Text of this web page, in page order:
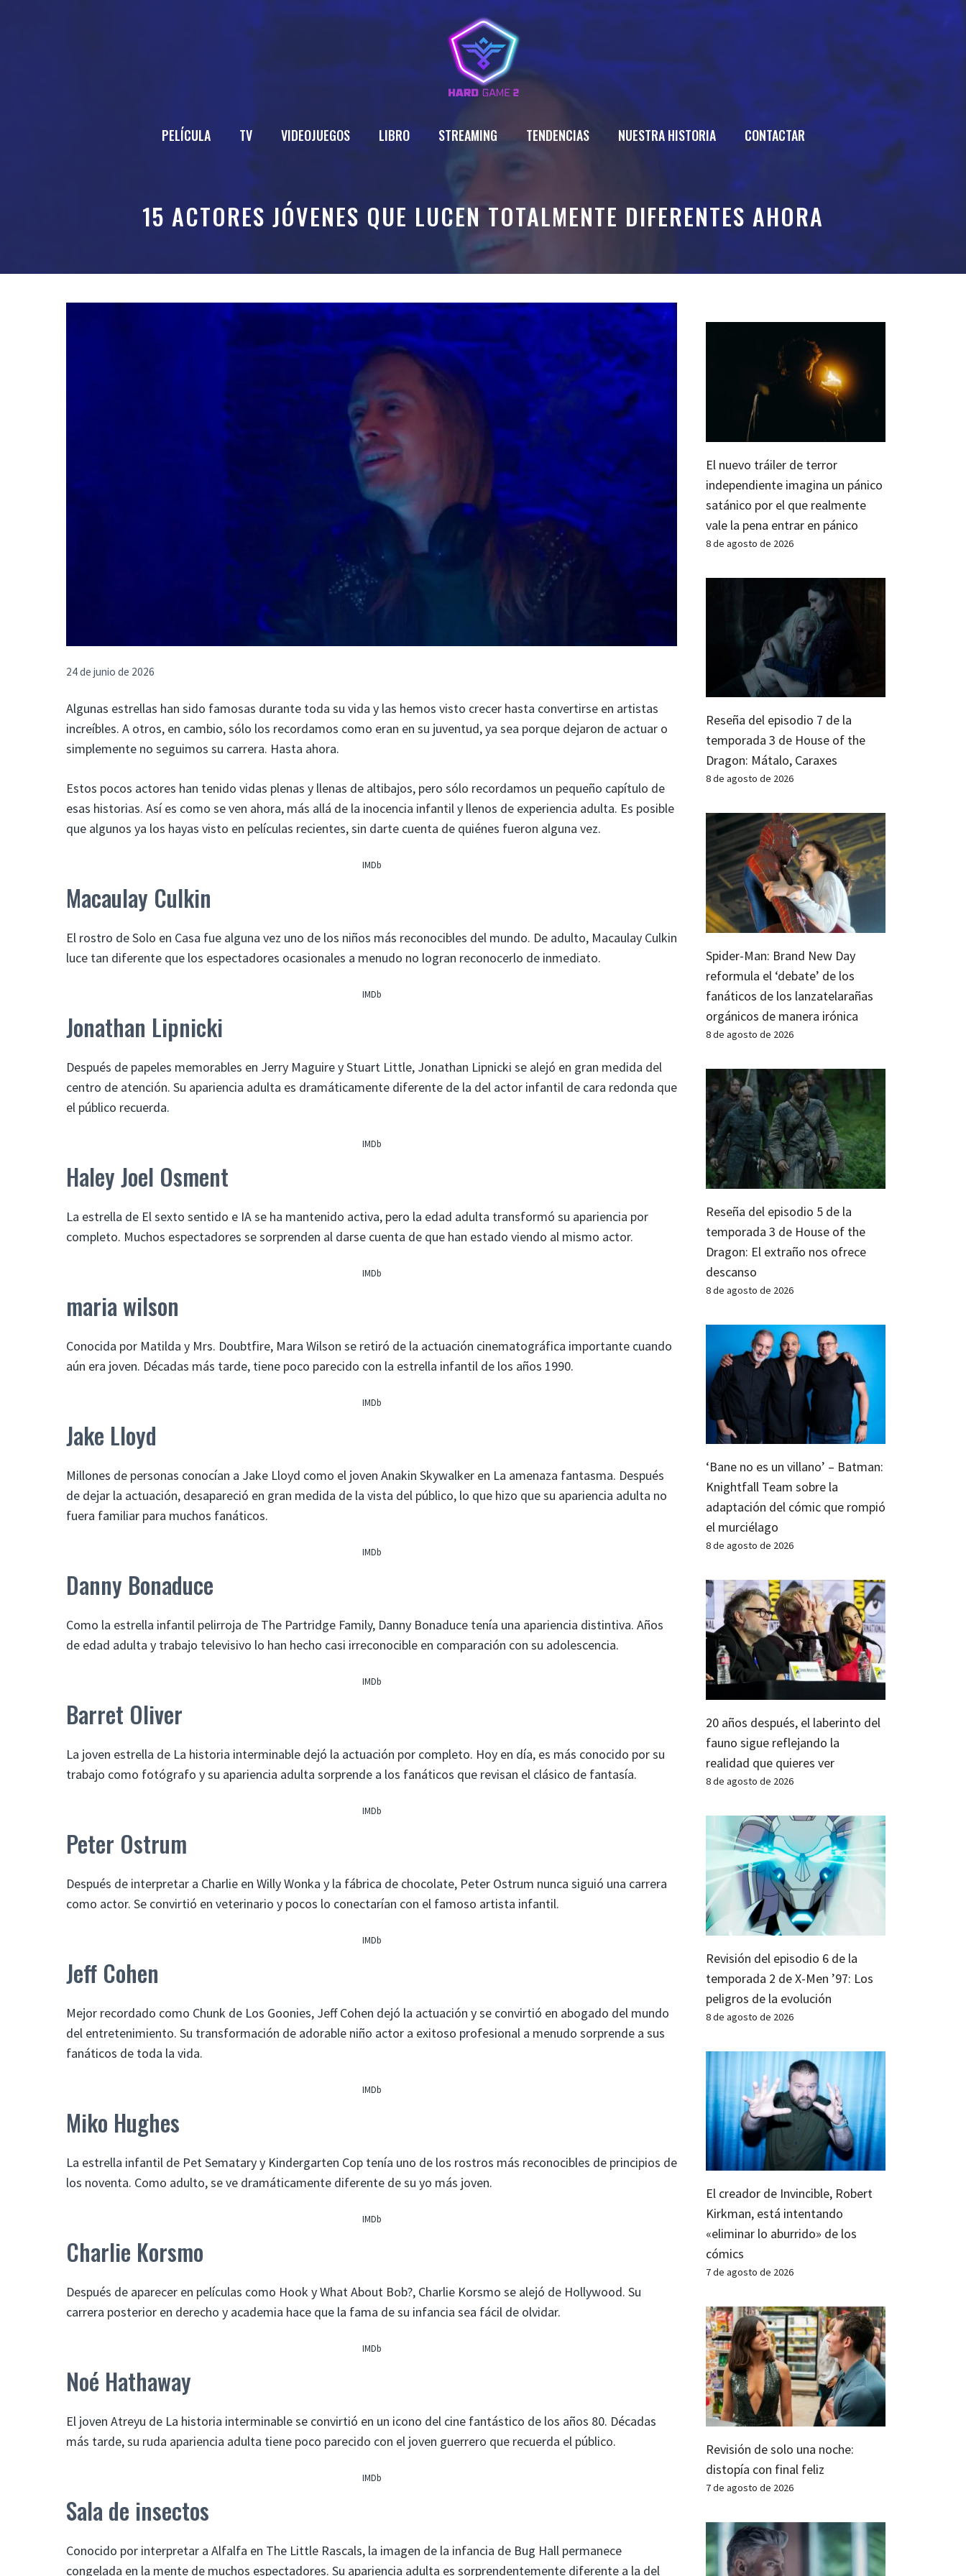
PELÍCULA TV VIDEOJUEGOS LIBRO STREAMING TENDENCIAS NUESTRA HISTORIA CONTACTAR
15 ACTORES JÓVENES QUE LUCEN TOTALMENTE DIFERENTES AHORA
24 de junio de 2026
Algunas estrellas han sido famosas durante toda su vida y las hemos visto crecer hasta convertirse en artistas
increíbles. A otros, en cambio, sólo los recordamos como eran en su juventud, ya sea porque dejaron de actuar o
simplemente no seguimos su carrera. Hasta ahora.
Estos pocos actores han tenido vidas plenas y llenas de altibajos, pero sólo recordamos un pequeño capítulo de
esas historias. Así es como se ven ahora, más allá de la inocencia infantil y llenos de experiencia adulta. Es posible
que algunos ya los hayas visto en películas recientes, sin darte cuenta de quiénes fueron alguna vez.
IMDb
Macaulay Culkin
El rostro de Solo en Casa fue alguna vez uno de los niños más reconocibles del mundo. De adulto, Macaulay Culkin
luce tan diferente que los espectadores ocasionales a menudo no logran reconocerlo de inmediato.
IMDb
Jonathan Lipnicki
Después de papeles memorables en Jerry Maguire y Stuart Little, Jonathan Lipnicki se alejó en gran medida del
centro de atención. Su apariencia adulta es dramáticamente diferente de la del actor infantil de cara redonda que
el público recuerda.
IMDb
Haley Joel Osment
La estrella de El sexto sentido e IA se ha mantenido activa, pero la edad adulta transformó su apariencia por
completo. Muchos espectadores se sorprenden al darse cuenta de que han estado viendo al mismo actor.
IMDb
maria wilson
Conocida por Matilda y Mrs. Doubtfire, Mara Wilson se retiró de la actuación cinematográfica importante cuando
aún era joven. Décadas más tarde, tiene poco parecido con la estrella infantil de los años 1990.
IMDb
Jake Lloyd
Millones de personas conocían a Jake Lloyd como el joven Anakin Skywalker en La amenaza fantasma. Después
de dejar la actuación, desapareció en gran medida de la vista del público, lo que hizo que su apariencia adulta no
fuera familiar para muchos fanáticos.
IMDb
Danny Bonaduce
Como la estrella infantil pelirroja de The Partridge Family, Danny Bonaduce tenía una apariencia distintiva. Años
de edad adulta y trabajo televisivo lo han hecho casi irreconocible en comparación con su adolescencia.
IMDb
Barret Oliver
La joven estrella de La historia interminable dejó la actuación por completo. Hoy en día, es más conocido por su
trabajo como fotógrafo y su apariencia adulta sorprende a los fanáticos que revisan el clásico de fantasía.
IMDb
Peter Ostrum
Después de interpretar a Charlie en Willy Wonka y la fábrica de chocolate, Peter Ostrum nunca siguió una carrera
como actor. Se convirtió en veterinario y pocos lo conectarían con el famoso artista infantil.
IMDb
Jeff Cohen
Mejor recordado como Chunk de Los Goonies, Jeff Cohen dejó la actuación y se convirtió en abogado del mundo
del entretenimiento. Su transformación de adorable niño actor a exitoso profesional a menudo sorprende a sus
fanáticos de toda la vida.
IMDb
Miko Hughes
La estrella infantil de Pet Sematary y Kindergarten Cop tenía uno de los rostros más reconocibles de principios de
los noventa. Como adulto, se ve dramáticamente diferente de su yo más joven.
IMDb
Charlie Korsmo
Después de aparecer en películas como Hook y What About Bob?, Charlie Korsmo se alejó de Hollywood. Su
carrera posterior en derecho y academia hace que la fama de su infancia sea fácil de olvidar.
IMDb
Noé Hathaway
El joven Atreyu de La historia interminable se convirtió en un icono del cine fantástico de los años 80. Décadas
más tarde, su ruda apariencia adulta tiene poco parecido con el joven guerrero que recuerda el público.
IMDb
Sala de insectos
Conocido por interpretar a Alfalfa en The Little Rascals, la imagen de la infancia de Bug Hall permanece
congelada en la mente de muchos espectadores. Su apariencia adulta es sorprendentemente diferente a la del
El nuevo tráiler de terror
independiente imagina un pánico
satánico por el que realmente
vale la pena entrar en pánico
8 de agosto de 2026
Reseña del episodio 7 de la
temporada 3 de House of the
Dragon: Mátalo, Caraxes
8 de agosto de 2026
Spider-Man: Brand New Day
reformula el ‘debate’ de los
fanáticos de los lanzatelarañas
orgánicos de manera irónica
8 de agosto de 2026
Reseña del episodio 5 de la
temporada 3 de House of the
Dragon: El extraño nos ofrece
descanso
8 de agosto de 2026
‘Bane no es un villano’ – Batman:
Knightfall Team sobre la
adaptación del cómic que rompió
el murciélago
8 de agosto de 2026
20 años después, el laberinto del
fauno sigue reflejando la
realidad que quieres ver
8 de agosto de 2026
Revisión del episodio 6 de la
temporada 2 de X-Men ’97: Los
peligros de la evolución
8 de agosto de 2026
El creador de Invincible, Robert
Kirkman, está intentando
«eliminar lo aburrido» de los
cómics
7 de agosto de 2026
Revisión de solo una noche:
distopía con final feliz
7 de agosto de 2026